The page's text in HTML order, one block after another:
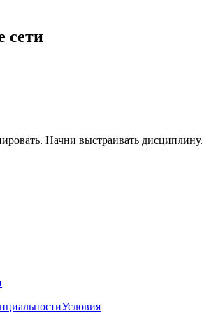
сети
Начни выстраивать дисциплину.
Условия